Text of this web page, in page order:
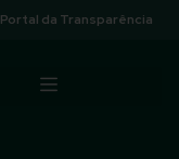
Portal da Transparência